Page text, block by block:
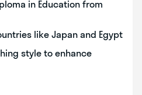
in Education from
like Japan and Egypt
style to enhance